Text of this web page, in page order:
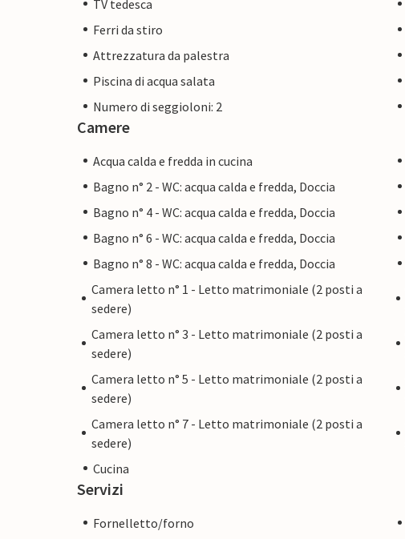
TV tedesca
Ferri da stiro
Attrezzatura da palestra
Piscina di acqua salata
Numero di seggioloni: 2
Camere
Acqua calda e fredda in cucina
Bagno n° 2 - WC: acqua calda e fredda, Doccia
Bagno n° 4 - WC: acqua calda e fredda, Doccia
Bagno n° 6 - WC: acqua calda e fredda, Doccia
Bagno n° 8 - WC: acqua calda e fredda, Doccia
Camera letto n° 1 - Letto matrimoniale (2 posti a
sedere)
Camera letto n° 3 - Letto matrimoniale (2 posti a
sedere)
Camera letto n° 5 - Letto matrimoniale (2 posti a
sedere)
Camera letto n° 7 - Letto matrimoniale (2 posti a
sedere)
Cucina
Servizi
Fornelletto/forno